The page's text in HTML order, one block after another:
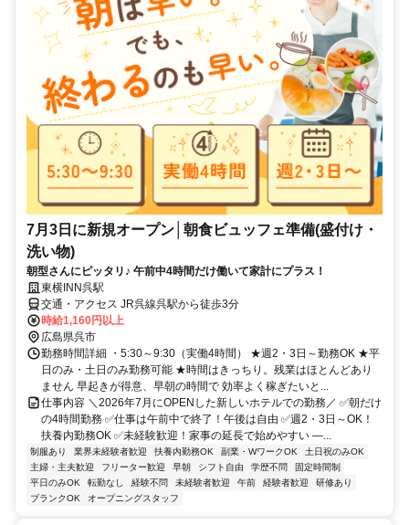
7月3日に新規オープン│朝食ビュッフェ準備(盛付け・
洗い物)
朝型さんにピッタリ♪ 午前中4時間だけ働いて家計にプラス！
東横INN呉駅
交通・アクセス JR呉線呉駅から徒歩3分
時給1,160円以上
広島県呉市
勤務時間詳細 ・5:30～9:30（実働4時間） ★週2・3日～勤務OK ★平
日のみ・土日のみ勤務可能 ★時間はきっちり。残業はほとんどあり
ません 早起きが得意、早朝の時間で 効率よく稼ぎたいと...
仕事内容 ＼2026年7月にOPENした新しいホテルでの勤務／ ✅朝だけ
の4時間勤務 ✅仕事は午前中で終了！午後は自由 ✅週2・3日～OK！
扶養内勤務OK ✅未経験歓迎！家事の延長で始めやすい ―...
制服あり 業界未経験者歓迎 扶養内勤務OK 副業・WワークOK
土日祝のみOK
主婦・主夫歓迎
フリーター歓迎 早朝 シフト自由 学歴不問
固定時間制
平日のみOK
転勤なし 経験不問 未経験者歓迎 午前 経験者歓迎
研修あり
ブランクOK
オープニングスタッフ